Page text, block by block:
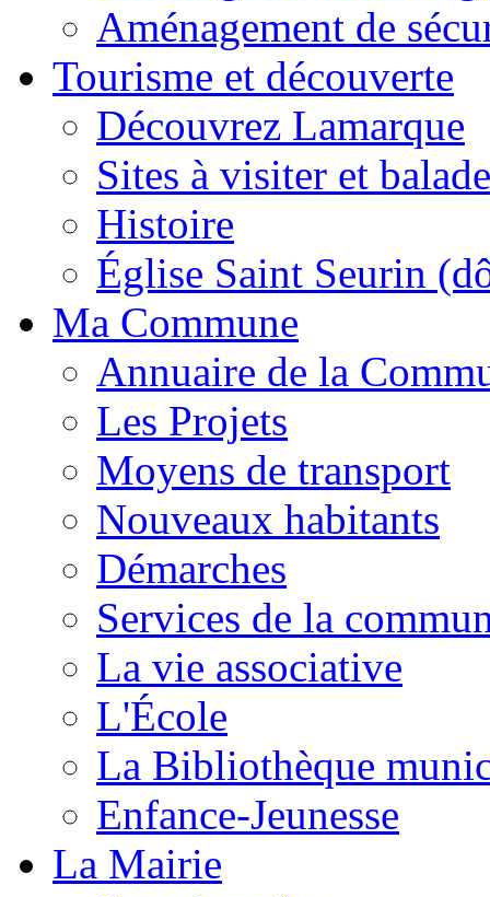
Aménagement de
Tourisme et découverte
Découvrez Lamarque
Sites à visiter et
Histoire
Église Saint Seurin
Ma Commune
Annuaire de la
Les Projets
Moyens de transport
Nouveaux habitants
Démarches
Services de la
La vie associative
L'École
La Bibliothèque
Enfance-Jeunesse
La Mairie